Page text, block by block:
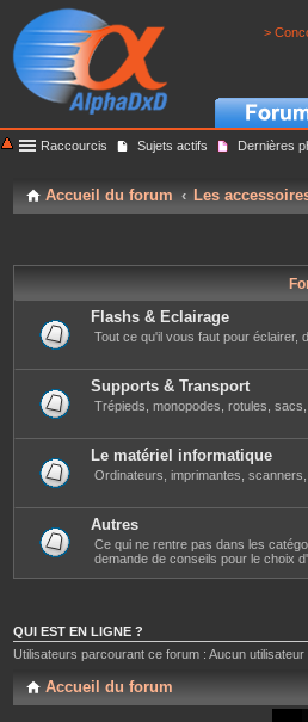
>
Raccourcis Sujets actifs Dernières
Accueil du forum Les
Flashs & Eclairage
Tout ce qu'il vous faut pour éclairer,
Supports & Transport
Trépieds, monopodes, rotules,
Le matériel informatique
Ordinateurs, imprimantes, scanners,
Autres
Ce qui ne rentre pas dans les
demande de conseils pour le choix
QUI EST EN LIGNE ?
Utilisateurs parcourant ce forum : Aucun
Accueil du forum